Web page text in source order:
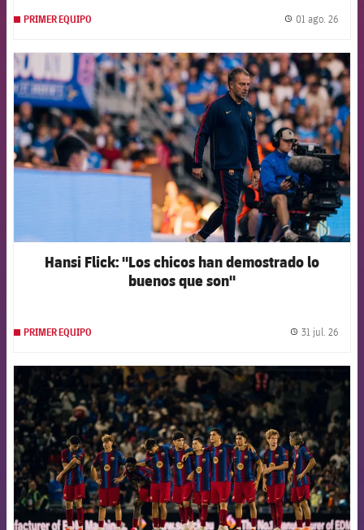
PRIMER EQUIPO 01 ago. 26
FCB Barcelona badge
Hansi Flick: "Los chicos han demostrado lo
buenos que son"
PRIMER EQUIPO 31 jul. 26
FCB Barcelona badge